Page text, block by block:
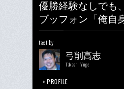
優勝経験なしでも
ブッフォン「俺自
text by
弓削高志
Takashi Yuge
PROFILE